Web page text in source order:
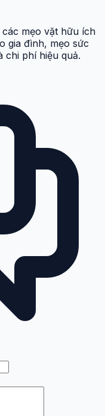
mẹo vặt hữu ích
gia đình, mẹo sức
chi phí hiệu quả.